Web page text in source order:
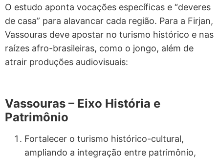
O estudo aponta vocações específicas e “deveres
de casa” para alavancar cada região. Para a Firjan,
Vassouras deve apostar no turismo histórico e nas
raízes afro-brasileiras, como o jongo, além de
atrair produções audiovisuais:
Vassouras – Eixo História e
Patrimônio
Fortalecer o turismo histórico-cultural,
ampliando a integração entre patrimônio,